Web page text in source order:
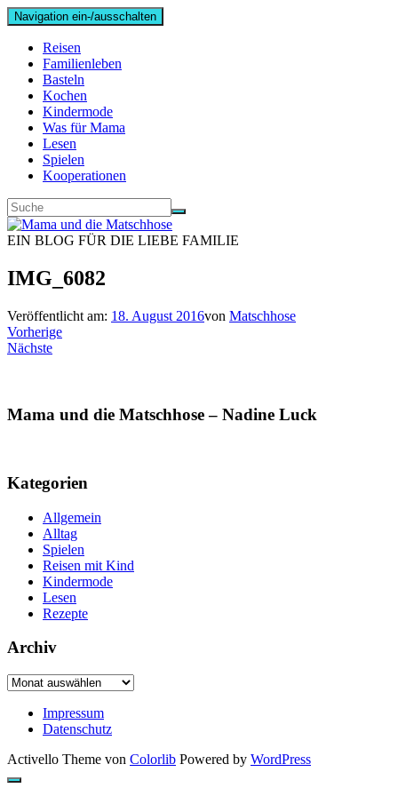
Navigation ein-/ausschalten
Reisen
Familienleben
Basteln
Kochen
Kindermode
Was für Mama
Lesen
Spielen
Kooperationen
EIN BLOG FÜR DIE LIEBE FAMILIE
IMG_6082
Veröffentlicht am: 18. August 2016von Matschhose
Vorherige
Nächste
Mama und die Matschhose – Nadine Luck
Kategorien
Allgemein
Alltag
Spielen
Reisen mit Kind
Kindermode
Lesen
Rezepte
Archiv
Archiv
Impressum
Datenschutz
Activello Theme von Colorlib Powered by WordPress